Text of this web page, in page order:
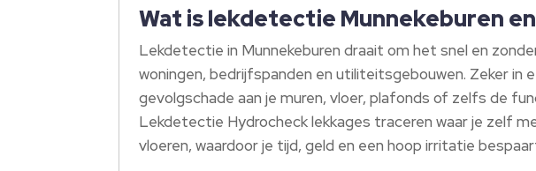
Wat is lekdetectie Munnekeburen
Lekdetectie in Munnekeburen draait om het snel en
woningen, bedrijfspanden en utiliteitsgebouwen.​ Zeker in
gevolgschade aan je muren, vloer, plafonds of zelfs de
Lekdetectie Hydrocheck lekkages traceren waar je zelf
vloeren, waardoor je tijd, geld en een hoop irritatie